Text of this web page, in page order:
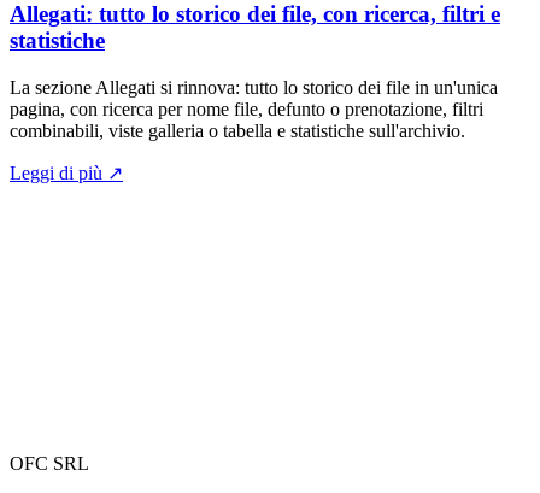
Allegati: tutto lo storico dei file, con ricerca, filtri e
statistiche
La sezione Allegati si rinnova: tutto lo storico dei file in un'unica
pagina, con ricerca per nome file, defunto o prenotazione, filtri
combinabili, viste galleria o tabella e statistiche sull'archivio.
Leggi di più ↗
OFC SRL